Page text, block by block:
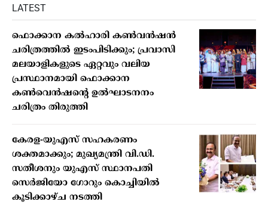
LATEST
ഫൊക്കാന കൽഹാരി കൺവൻഷൻ
ചരിത്രത്തിൽ ഇടംപിടിക്കും; പ്രവാസി
മലയാളികളുടെ ഏറ്റവും വലിയ
പ്രസ്ഥാനമായി ഫൊക്കാന
കൺവെൻഷന്റെ ഉൽഘാടനനം
ചരിത്രം തിരുത്തി
കേരള-യുഎസ് സഹകരണം
ശക്തമാക്കും; മുഖ്യമന്ത്രി വി.ഡി.
സതീശനും യുഎസ് സ്ഥാനപതി
സെർജിയോ ഗോറും കൊച്ചിയിൽ
കൂടിക്കാഴ്ച നടത്തി